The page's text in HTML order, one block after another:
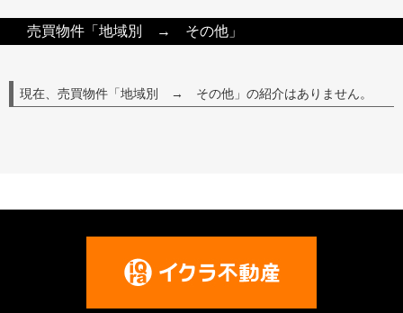
売買物件「地域別 → その他」
現在、売買物件「地域別 → その他」の紹介はありません。